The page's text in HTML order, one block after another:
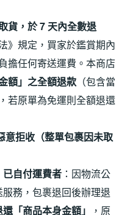
貨，於 7 天內全數退
》規定，買家於鑑賞期內
擔任何寄送運費。本商店
額」之全額退款（包含當
若原單為免運則全額退還
意拒收（整單包裹因未取
自付運費者：因物流公
務，包裹退回後辦理退
「商品本身金額」
，原